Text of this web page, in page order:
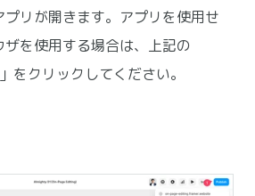
リが開きます。アプリを使用せ
を使用する場合は、上記の
をクリックしてください。